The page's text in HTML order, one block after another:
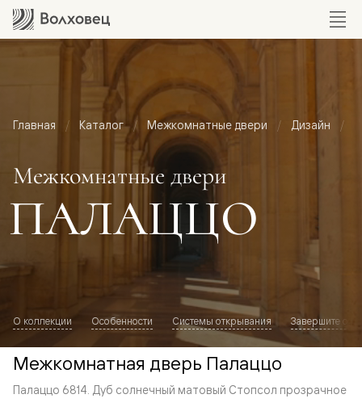
Главная Каталог Межкомнатные двери Дизайн
Межкомнатные двери
ПАЛАЦЦО
О коллекции Особенности Системы открывания Завершите
Межкомнатная дверь Палаццо
Палаццо 6814. Дуб солнечный матовый Стопсол прозрачное